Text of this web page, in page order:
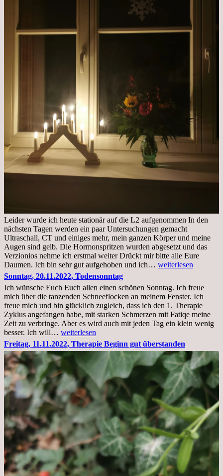
Leider wurde ich heute stationär auf die L2 aufgenommen In den
nächsten Tagen werden ein paar Untersuchungen gemacht
Ultraschall, CT und einiges mehr, mein ganzen Körper und meine
Augen sind gelb. Die Hormonspritzen wurden abgesetzt und das
Verzionios nehme ich erstmal weiter Drückt mir bitte alle Eure
Daumen. Ich bin sehr gut aufgehoben und ich… Mittwoch.
Krankenhaus
stationär
weiterlesen
Sonntag, 20.11.2022, Todensonntag
Ich wünsche Euch Euch allen einen schönen Sonntag. Ich freue
mich über die tanzenden Schneeflocken an meinem Fenster. Ich
freue mich und bin glücklich zugleich, dass ich den 1. Therapie
Zyklus angefangen habe, mit starken Schmerzen mit Fatiqe meine
Zeit zu verbringe. Aber es wird auch mit jeden Tag ein klein wenig
besser. Ich will… Sonntag,
20.11.2022,
Todensonntag
weiterlesen
Freitag, 11.11.2022, Therapie Beginn gut überstanden